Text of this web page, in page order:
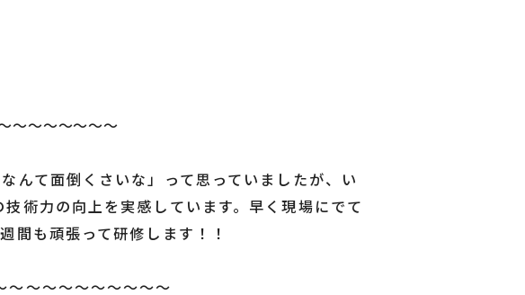
～～～～～～～
んて面倒くさいな」って思っていましたが、い
術力の向上を実感しています。早く現場にでて
間も頑張って研修します！！
～～～～～～～～～～